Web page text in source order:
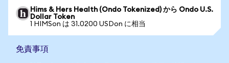
Hims & Hers Health (Ondo Tokenized) から Ondo U.S.
Dollar Token
1 HIMSon は 31.0200 USDon に相当
免責事項